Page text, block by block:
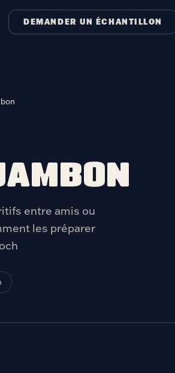
DEMANDER UN ÉCHANTILLON
entre amis ou
les préparer